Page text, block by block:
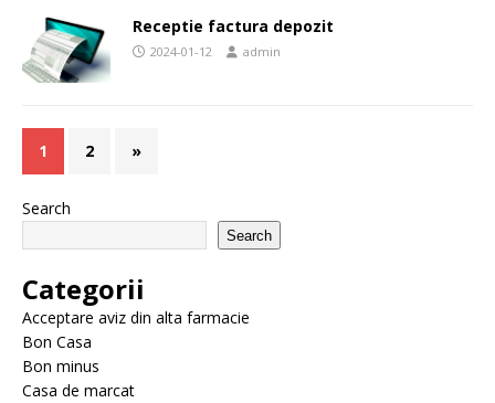
Receptie factura depozit
2024-01-12 admin
1 2 »
Search
Search
Categorii
Acceptare aviz din alta farmacie
Bon Casa
Bon minus
Casa de marcat